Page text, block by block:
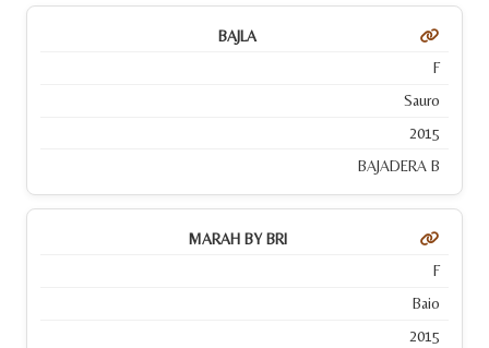
BAJLA
F
Sauro
2015
BAJADERA B
MARAH BY BRI
F
Baio
2015